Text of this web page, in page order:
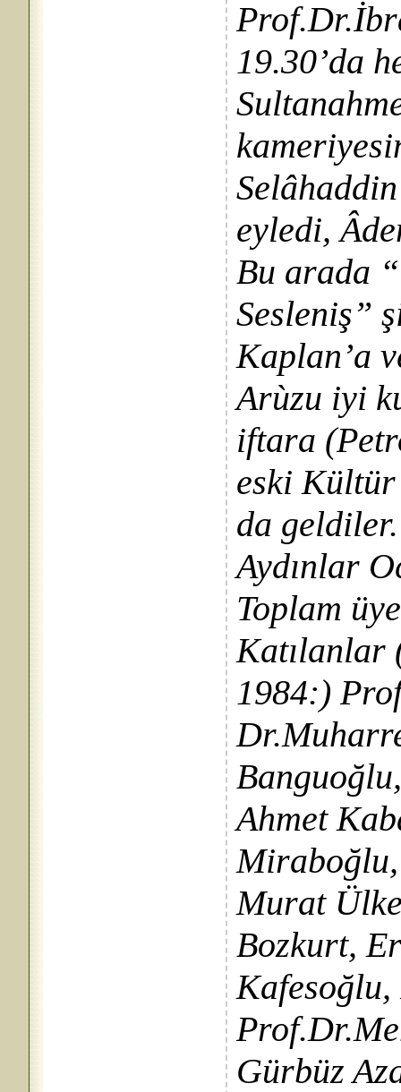
19.30’da
eyledi,
Bu arada
Sesleniş”
Kaplan’a
Arùzu iyi
iftara
eski Kültür
da
Aydınlar
Toplam
Katılanlar
1984:)
Ahmet
Murat
Bozkurt,
Gürbüz